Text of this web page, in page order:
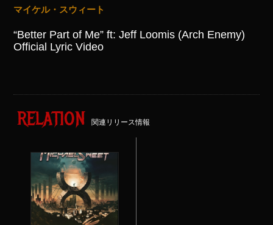
マイケル・スウィート
“Better Part of Me” ft: Jeff Loomis (Arch Enemy)
Official Lyric Video
RELATION 関連リリース情報